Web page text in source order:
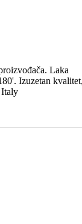
Laka
Izuzetan
Italy